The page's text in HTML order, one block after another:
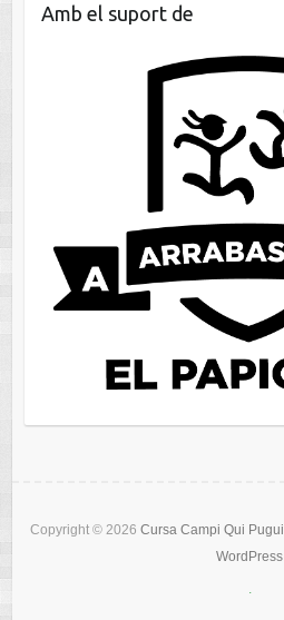
Amb el suport de
Copyright © 2026 Cursa Campi Qui Pugui
WordPress
.